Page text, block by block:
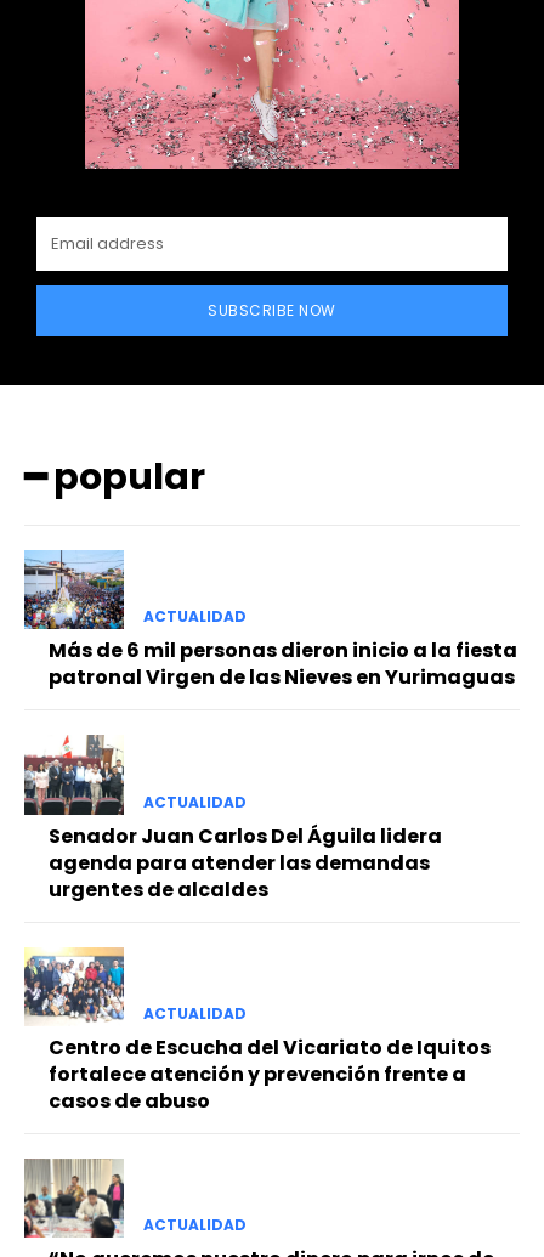
SUBSCRIBE NOW
━ popular
ACTUALIDAD
Más de 6 mil personas dieron inicio a la fiesta
patronal Virgen de las Nieves en Yurimaguas
ACTUALIDAD
Senador Juan Carlos Del Águila lidera
agenda para atender las demandas
urgentes de alcaldes
ACTUALIDAD
Centro de Escucha del Vicariato de Iquitos
fortalece atención y prevención frente a
casos de abuso
ACTUALIDAD